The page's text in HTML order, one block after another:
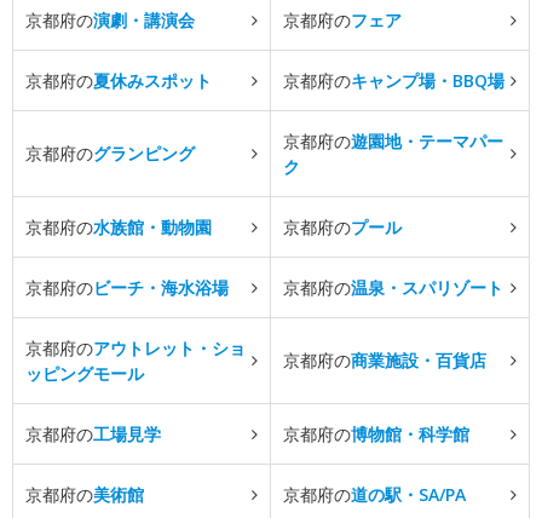
京都府の演劇・講演会 京都府のフェア
京都府の夏休みスポット 京都府のキャンプ場・BBQ場
京都府のグランピング
京都府の遊園地・テーマパー
ク
京都府の水族館・動物園 京都府のプール
京都府のビーチ・海水浴場 京都府の温泉・スパリゾート
京都府のアウトレット・ショ
ッピングモール
京都府の商業施設・百貨店
京都府の工場見学 京都府の博物館・科学館
京都府の美術館 京都府の道の駅・SA/PA